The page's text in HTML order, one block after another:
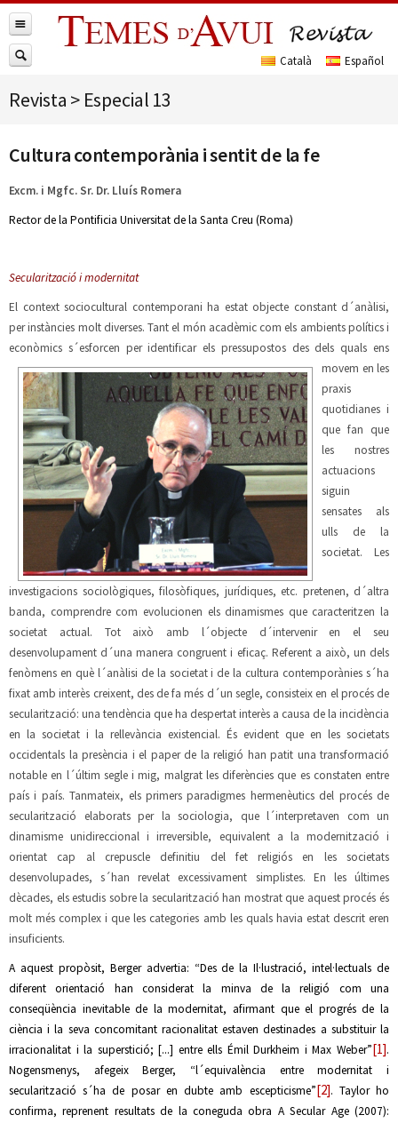
Revista > Especial 13
Cultura contemporània i sentit de la fe
Excm. i Mgfc. Sr. Dr. Lluís Romera
Rector de la Pontificia Universitat de la Santa Creu (Roma)
Secularització i modernitat
El context sociocultural contemporani ha estat objecte constant d´anàlisi,
per instàncies molt diverses. Tant el món acadèmic com els ambients polítics i
econòmics s´esforcen per identificar els pressupostos des dels quals ens
movem en les
praxis
quotidianes i
que fan que
les nostres
actuacions
siguin
sensates als
ulls de la
societat. Les
investigacions sociològiques, filosòfiques, jurídiques, etc. pretenen, d´altra
banda, comprendre com evolucionen els dinamismes que caracteritzen la
societat actual. Tot això amb l´objecte d´intervenir en el seu
desenvolupament d´una manera congruent i eficaç. Referent a això, un dels
fenòmens en què l´anàlisi de la societat i de la cultura contemporànies s´ha
fixat amb interès creixent, des de fa més d´un segle, consisteix en el procés de
secularització: una tendència que ha despertat interès a causa de la incidència
en la societat i la rellevància existencial. És evident que en les societats
occidentals la presència i el paper de la religió han patit una transformació
notable en l´últim segle i mig, malgrat les diferències que es constaten entre
país i país. Tanmateix, els primers paradigmes hermenèutics del procés de
secularització elaborats per la sociologia, que l´interpretaven com un
dinamisme unidireccional i irreversible, equivalent a la modernització i
orientat cap al crepuscle definitiu del fet religiós en les societats
desenvolupades, s´han revelat excessivament simplistes. En les últimes
dècades, els estudis sobre la secularització han mostrat que aquest procés és
molt més complex i que les categories amb les quals havia estat descrit eren
insuficients.
A aquest propòsit, Berger advertia: “Des de la Il·lustració, intel·lectuals de
diferent orientació han considerat la minva de la religió com una
conseqüència inevitable de la modernitat, afirmant que el progrés de la
ciència i la seva concomitant racionalitat estaven destinades a substituir la
irracionalitat i la superstició; [...] entre ells Émil Durkheim i Max Weber”[1].
Nogensmenys, afegeix Berger, “l´equivalència entre modernitat i
secularització s´ha de posar en dubte amb escepticisme”[2]. Taylor ho
confirma, reprenent resultats de la coneguda obra A Secular Age (2007):